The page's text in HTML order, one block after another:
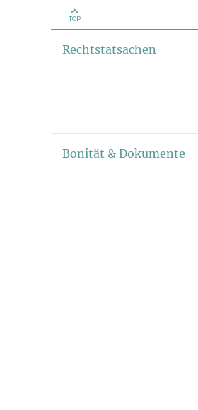
TOP
Rechtstatsachen
Bonität & Dokumente